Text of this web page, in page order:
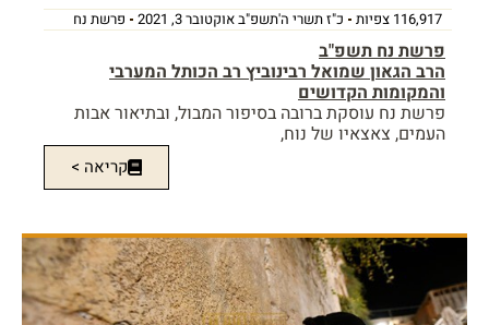
116,917 צפיות כ"ז תשרי ה'תשפ"ב אוקטובר 3, 2021 פרשת נח
פרשת נח תשפ"ב
הרב הגאון שמואל רבינוביץ רב הכותל המערבי
והמקומות הקדושים
פרשת נח עוסקת ברובה בסיפור המבול, ובתיאור אבות
העמים, צאצאיו של נוח,
קריאה >